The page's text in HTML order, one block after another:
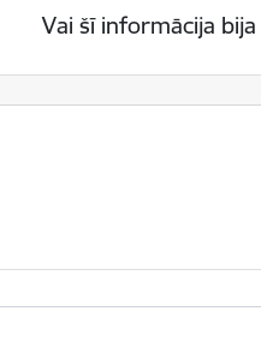
Vai šī informācija